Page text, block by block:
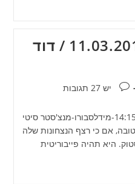
אירועי דיומא – 11.03.2017 / דוד
תגובות:
יש 27 תגובות
כדורגל: גביע אנגלי - רבע הגמר: 14:15-מידלסבורו-מנצ'סטר סיטי
טובה, אם כי רצף הנצחונות שלה
היא תהיה פייבוריטית